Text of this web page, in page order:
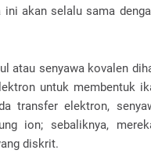
ini akan selalu sama
atau senyawa kovalen
untuk membentuk
transfer elektron,
ion; sebaliknya,
diskrit.